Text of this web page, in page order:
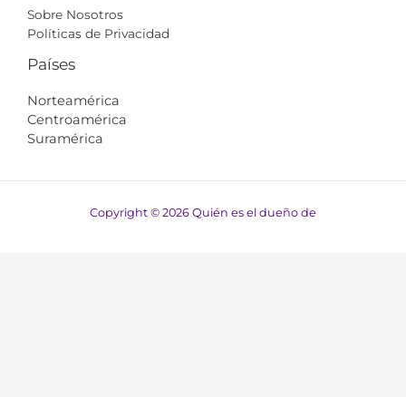
Sobre Nosotros
Políticas de Privacidad
Países
Norteamérica
Centroamérica
Suramérica​​
Copyright © 2026 Quién es el dueño de